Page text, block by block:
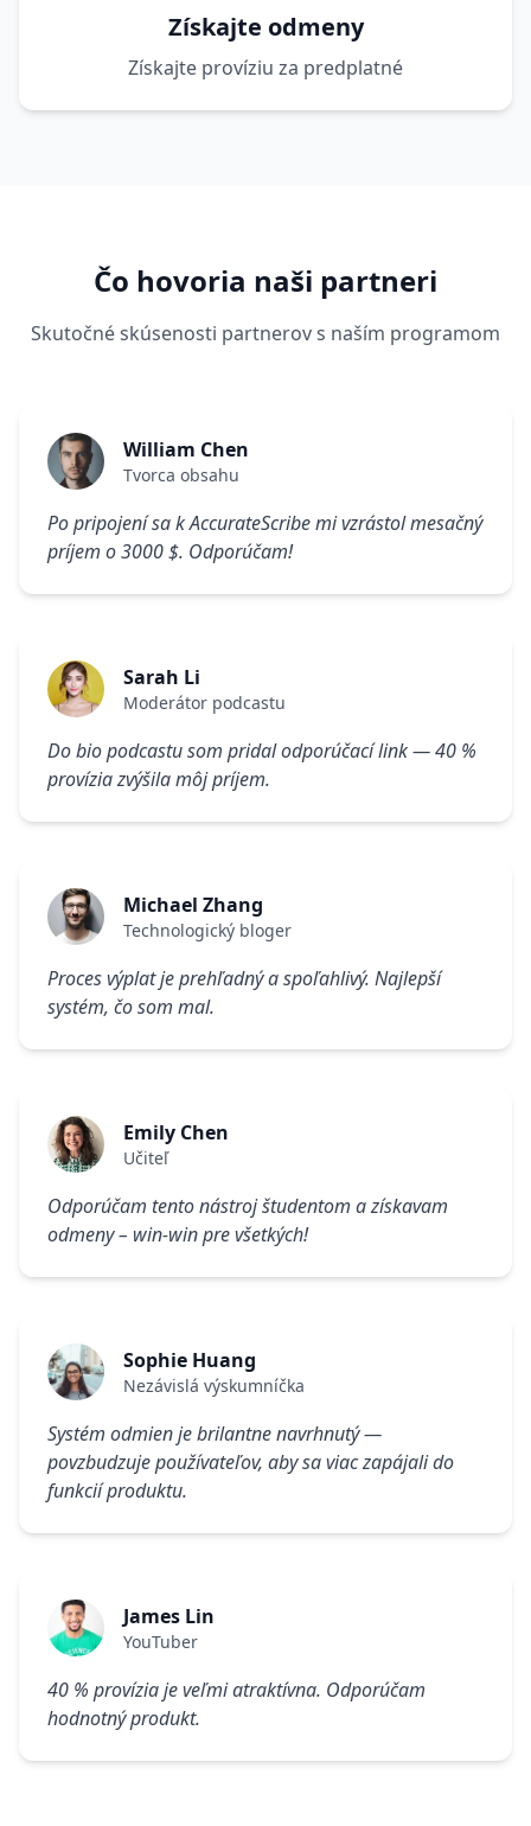
Získajte odmeny
Získajte províziu za predplatné
Čo hovoria naši partneri
Skutočné skúsenosti partnerov s naším programom
William Chen
Tvorca obsahu
Po pripojení sa k AccurateScribe mi vzrástol mesačný
príjem o 3000 $. Odporúčam!
Sarah Li
Moderátor podcastu
Do bio podcastu som pridal odporúčací link — 40 %
provízia zvýšila môj príjem.
Michael Zhang
Technologický bloger
Proces výplat je prehľadný a spoľahlivý. Najlepší
systém, čo som mal.
Emily Chen
Učiteľ
Odporúčam tento nástroj študentom a získavam
odmeny – win-win pre všetkých!
Sophie Huang
Nezávislá výskumníčka
Systém odmien je brilantne navrhnutý —
povzbudzuje používateľov, aby sa viac zapájali do
funkcií produktu.
James Lin
YouTuber
40 % provízia je veľmi atraktívna. Odporúčam
hodnotný produkt.